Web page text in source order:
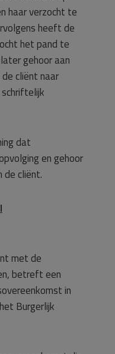
haar verzocht te
heeft de
het pand te
gehoor aan
cliënt naar
dat
en gehoor
de cliënt.
met de
betreft een
in
Burgerlijk